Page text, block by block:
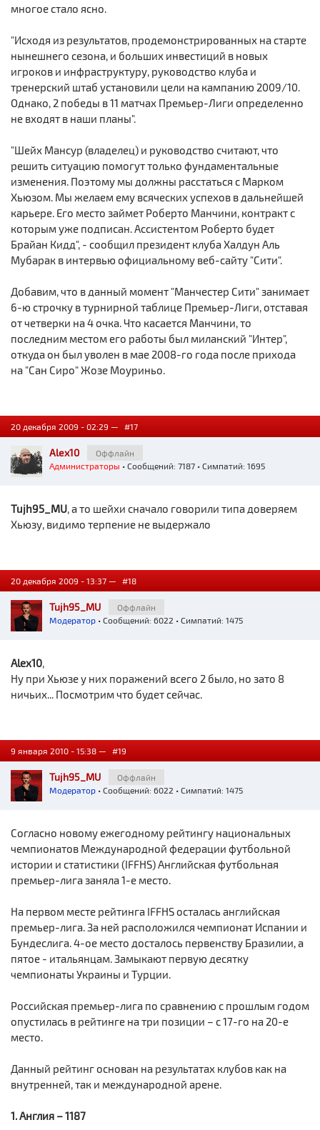
многое стало ясно.
"Исходя из результатов, продемонстрированных на старте
нынешнего сезона, и больших инвестиций в новых
игроков и инфраструктуру, руководство клуба и
тренерский штаб установили цели на кампанию 2009/10.
Однако, 2 победы в 11 матчах Премьер-Лиги определенно
не входят в наши планы".
"Шейх Мансур (владелец) и руководство считают, что
решить ситуацию помогут только фундаментальные
изменения. Поэтому мы должны расстаться с Марком
Хьюзом. Мы желаем ему всяческих успехов в дальнейшей
карьере. Его место займет Роберто Манчини, контракт с
которым уже подписан. Ассистентом Роберто будет
Брайан Кидд", - сообщил президент клуба Халдун Аль
Мубарак в интервью официальному веб-сайту "Сити".
Добавим, что в данный момент "Манчестер Сити" занимает
6-ю строчку в турнирной таблице Премьер-Лиги, отставая
от четверки на 4 очка. Что касается Манчини, то
последним местом его работы был миланский "Интер",
откуда он был уволен в мае 2008-го года после прихода
на "Сан Сиро" Жозе Моуриньо.
20 декабря 2009 - 02:29 — #17
Alex10
Оффлайн
Администраторы • Сообщений: 7187 • Симпатий: 1695
Tujh95_MU, а то шейхи сначало говорили типа доверяем
Хьюзу, видимо терпение не выдержало
20 декабря 2009 - 13:37 — #18
Tujh95_MU
Оффлайн
Модератор • Сообщений: 6022 • Симпатий: 1475
Alex10,
Ну при Хьюзе у них поражений всего 2 было, но зато 8
ничьих... Посмотрим что будет сейчас.
9 января 2010 - 15:38 — #19
Tujh95_MU
Оффлайн
Модератор • Сообщений: 6022 • Симпатий: 1475
Согласно новому ежегодному рейтингу национальных
чемпионатов Международной федерации футбольной
истории и статистики (IFFHS) Английская футбольная
премьер-лига заняла 1-е место.
На первом месте рейтинга IFFHS осталась английская
премьер-лига. За ней расположился чемпионат Испании и
Бундеслига. 4-ое место досталось первенству Бразилии, а
пятое - итальянцам. Замыкают первую десятку
чемпионаты Украины и Турции.
Российская премьер-лига по сравнению с прошлым годом
опустилась в рейтинге на три позиции – с 17-го на 20-е
место.
Данный рейтинг основан на результатах клубов как на
внутренней, так и международной арене.
1. Англия – 1187